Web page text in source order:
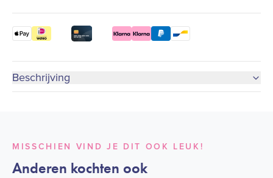
Beschrijving
MISSCHIEN VIND JE DIT OOK LEUK!
Anderen kochten ook